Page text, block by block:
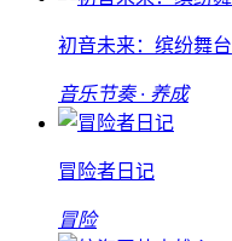
初音未来：缤纷舞台
音乐节奏 · 养成
冒险者日记
冒险